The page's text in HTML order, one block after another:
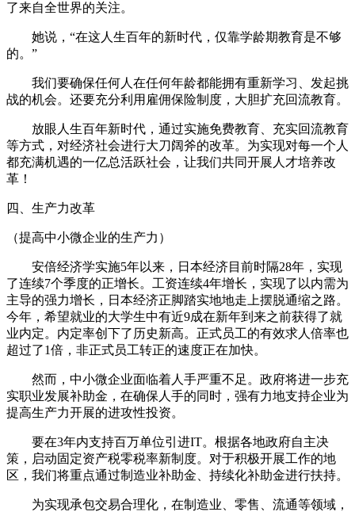
了来自全世界的关注。
她说，“在这人生百年的新时代，仅靠学龄期教育是不够
的。”
我们要确保任何人在任何年龄都能拥有重新学习、发起挑
战的机会。还要充分利用雇佣保险制度，大胆扩充回流教育。
放眼人生百年新时代，通过实施免费教育、充实回流教育
等方式，对经济社会进行大刀阔斧的改革。为实现对每一个人
都充满机遇的一亿总活跃社会，让我们共同开展人才培养改
革！
四、生产力改革
（提高中小微企业的生产力）
安倍经济学实施5年以来，日本经济目前时隔28年，实现
了连续7个季度的正增长。工资连续4年增长，实现了以内需为
主导的强力增长，日本经济正脚踏实地地走上摆脱通缩之路。
今年，希望就业的大学生中有近9成在新年到来之前获得了就
业内定。内定率创下了历史新高。正式员工的有效求人倍率也
超过了1倍，非正式员工转正的速度正在加快。
然而，中小微企业面临着人手严重不足。政府将进一步充
实职业发展补助金，在确保人手的同时，强有力地支持企业为
提高生产力开展的进攻性投资。
要在3年内支持百万单位引进IT。根据各地政府自主决
策，启动固定资产税零税率新制度。对于积极开展工作的地
区，我们将重点通过制造业补助金、持续化补助金进行扶持。
为实现承包交易合理化，在制造业、零售、流通等领域，